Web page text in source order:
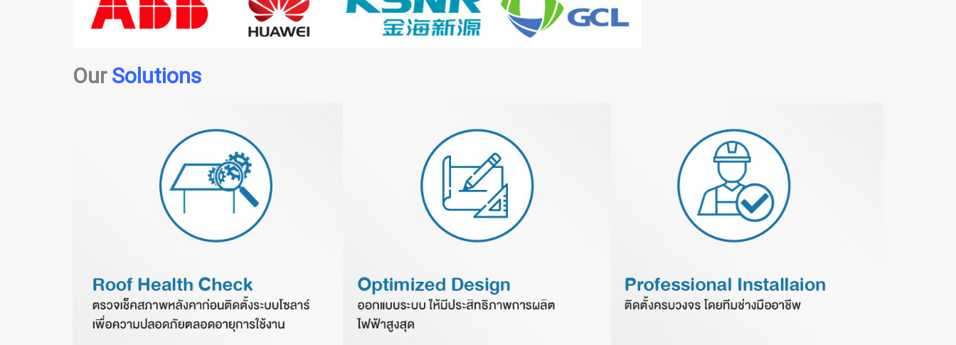
Our Solutions